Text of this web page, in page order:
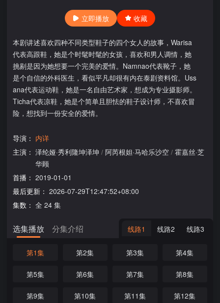
立即播放 收藏
本剧讲述喜欢四种不同类型鞋子的四个女人的故事，Warisa
代表高跟鞋，她是个时髦时髦的女孩，喜欢和男人调情，她
挑剔是因为她想要一个完美的爱情。Namnao代表靴子，她
是个自信的外科医生，看似平凡却很有内在泰剧资料馆。Uss
ana代表运动鞋，她是一名自由艺术家，想成为专业摄影师。
Ticha代表凉鞋，她是个简单且胆怯的鞋子设计师，不喜欢冒
险，想找到一份安全的爱情。
导演： 内详
主演： 泽纶娅·秀利隆坤泽坤 / 阿芮根妲·马哈乐沙空 / 霍嘉丝·芝
华顾
首播： 2019-01-01
最后更新： 2026-07-29T12:47:52+08:00
集数： 全 24 集
选集播放 分集介绍 线路1 线路2 线路3
第1集 第2集 第3集 第4集
第5集 第6集 第7集 第8集
第9集 第10集 第11集 第12集